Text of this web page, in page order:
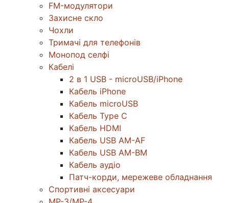
FM-модулятори
Захисне скло
Чохли
Тримачі для телефонів
Монопод селфі
Кабелі
2 в 1 USB - microUSB/iPhone
Кабель iPhone
Кабель microUSB
Кабель Type C
Кабель HDMI
Кабель USB AM-AF
Кабель USB AM-BM
Кабель аудіо
Патч-корди, мережеве обладнання
Спортивні аксесуари